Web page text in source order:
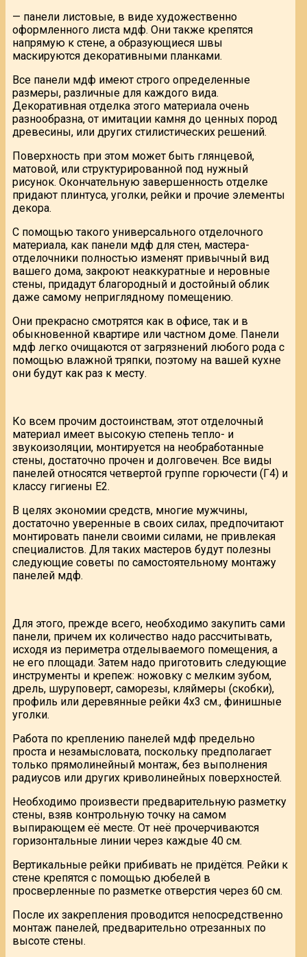
— панели листовые, в виде художественно
оформленного листа мдф. Они также крепятся
напрямую к стене, а образующиеся швы
маскируются декоративными планками.
Все панели мдф имеют строго определенные
размеры, различные для каждого вида.
Декоративная отделка этого материала очень
разнообразна, от имитации камня до ценных пород
древесины, или других стилистических решений.
Поверхность при этом может быть глянцевой,
матовой, или структурированной под нужный
рисунок. Окончательную завершенность отделке
придают плинтуса, уголки, рейки и прочие элементы
декора.
С помощью такого универсального отделочного
материала, как панели мдф для стен, мастера-
отделочники полностью изменят привычный вид
вашего дома, закроют неаккуратные и неровные
стены, придадут благородный и достойный облик
даже самому неприглядному помещению.
Они прекрасно смотрятся как в офисе, так и в
обыкновенной квартире или частном доме. Панели
мдф легко очищаются от загрязнений любого рода с
помощью влажной тряпки, поэтому на вашей кухне
они будут как раз к месту.
Ко всем прочим достоинствам, этот отделочный
материал имеет высокую степень тепло- и
звукоизоляции, монтируется на необработанные
стены, достаточно прочен и долговечен. Все виды
панелей относятся четвертой группе горючести (Г4) и
классу гигиены Е2.
В целях экономии средств, многие мужчины,
достаточно уверенные в своих силах, предпочитают
монтировать панели своими силами, не привлекая
специалистов. Для таких мастеров будут полезны
следующие советы по самостоятельному монтажу
панелей мдф.
Для этого, прежде всего, необходимо закупить сами
панели, причем их количество надо рассчитывать,
исходя из периметра отделываемого помещения, а
не его площади. Затем надо приготовить следующие
инструменты и крепеж: ножовку с мелким зубом,
дрель, шуруповерт, саморезы, кляймеры (скобки),
профиль или деревянные рейки 4х3 см., финишные
уголки.
Работа по креплению панелей мдф предельно
проста и незамысловата, поскольку предполагает
только прямолинейный монтаж, без выполнения
радиусов или других криволинейных поверхностей.
Необходимо произвести предварительную разметку
стены, взяв контрольную точку на самом
выпирающем её месте. От неё прочерчиваются
горизонтальные линии через каждые 40 см.
Вертикальные рейки прибивать не придётся. Рейки к
стене крепятся с помощью дюбелей в
просверленные по разметке отверстия через 60 см.
После их закрепления проводится непосредственно
монтаж панелей, предварительно отрезанных по
высоте стены.